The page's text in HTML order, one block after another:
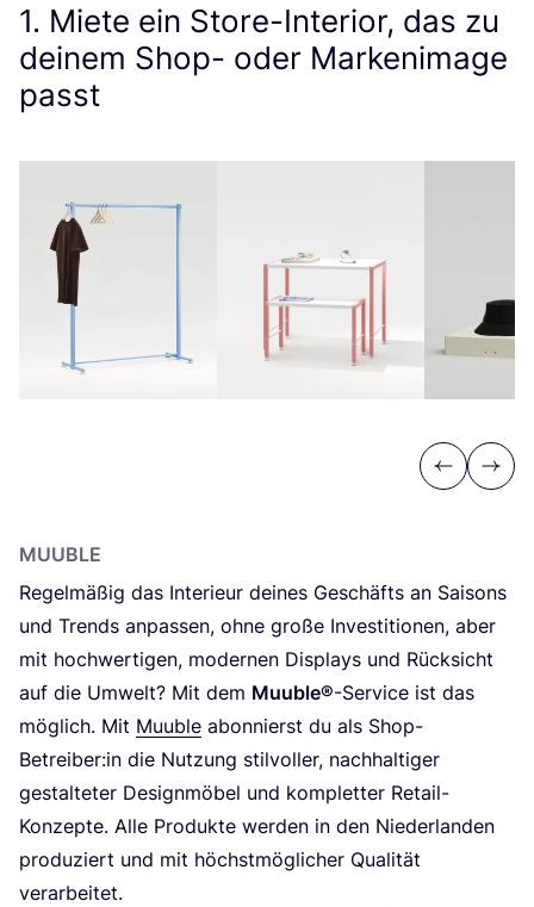
1. Miete ein Store-Interior, das zu
deinem Shop- oder Markenimage
passt
Previous
Next
MUUB­LE
Regel­mä­ßig das Inte­ri­eur dei­nes Geschäfts an Sai­sons
und Trends anpas­sen, ohne gro­ße Inves­ti­tio­nen, aber
mit hoch­wer­ti­gen, moder­nen Dis­plays und Rück­sicht
auf die Umwelt? Mit dem Muub­le®-Ser­vice ist das
mög­lich. Mit Muub­le abon­nierst du als Shop-
Betreiber:in die Nut­zung stil­vol­ler, nach­hal­ti­ger
gestal­te­ter Design­mö­bel und kom­plet­ter Retail-
Kon­zep­te. Alle Pro­duk­te wer­den in den Nie­der­lan­den
pro­du­ziert und mit höchst­mög­li­cher Qua­li­tät
verarbeitet.